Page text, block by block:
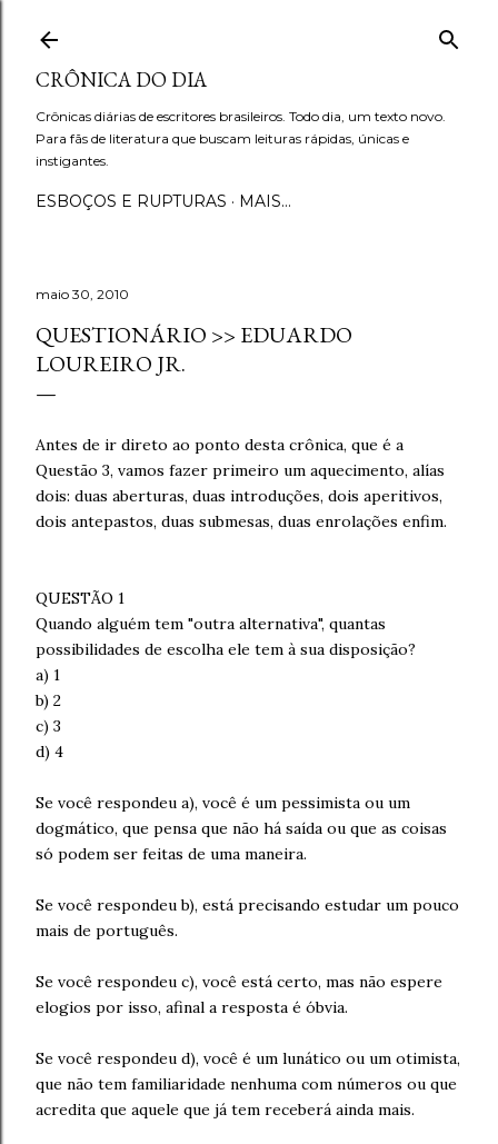
CRÔNICA DO DIA
Crônicas diárias de escritores brasileiros. Todo dia, um texto novo.
Para fãs de literatura que buscam leituras rápidas, únicas e
instigantes.
ESBOÇOS E RUPTURAS MAIS…
maio 30, 2010
QUESTIONÁRIO >> EDUARDO
LOUREIRO JR.
Antes de ir direto ao ponto desta crônica, que é a
Questão 3, vamos fazer primeiro um aquecimento, alías
dois: duas aberturas, duas introduções, dois aperitivos,
dois antepastos, duas submesas, duas enrolações enfim.
QUESTÃO 1
Quando alguém tem "outra alternativa", quantas
possibilidades de escolha ele tem à sua disposição?
a) 1
b) 2
c) 3
d) 4
Se você respondeu a), você é um pessimista ou um
dogmático, que pensa que não há saída ou que as coisas
só podem ser feitas de uma maneira.
Se você respondeu b), está precisando estudar um pouco
mais de português.
Se você respondeu c), você está certo, mas não espere
elogios por isso, afinal a resposta é óbvia.
Se você respondeu d), você é um lunático ou um otimista,
que não tem familiaridade nenhuma com números ou que
acredita que aquele que já tem receberá ainda mais.